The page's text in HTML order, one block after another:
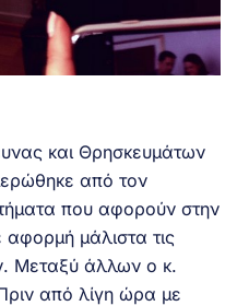
και Θρησκευμάτων
από τον
που αφορούν στην
αφορμή μάλιστα τις
Μεταξύ άλλων ο κ.
από λίγη ώρα με